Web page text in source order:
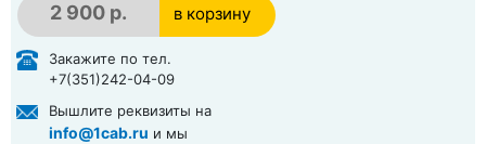
2 900 р. в корзину
Закажите по тел.
+7(351)242-04-09
Вышлите реквизиты на
info@1cab.ru и мы